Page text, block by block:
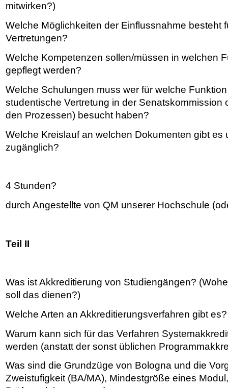
mitwirken?)
Welche Möglichkeiten der Einflussnahme besteht
Vertretungen?
Welche Kompetenzen sollen/müssen in welchen
gepflegt werden?
Welche Schulungen muss wer für welche
studentische Vertretung in der Senatskommission
den Prozessen) besucht haben?
Welche Kreislauf an welchen Dokumenten gibt es
zugänglich?
4 Stunden?
durch Angestellte von QM unserer Hochschule
Teil II
Was ist Akkreditierung von Studiengängen?
soll das dienen?)
Welche Arten an Akkreditierungsverfahren gibt es?
Warum kann sich für das Verfahren
werden (anstatt der sonst üblichen
Was sind die Grundzüge von Bologna und die
Zweistufigkeit (BA/MA), Mindestgröße eines